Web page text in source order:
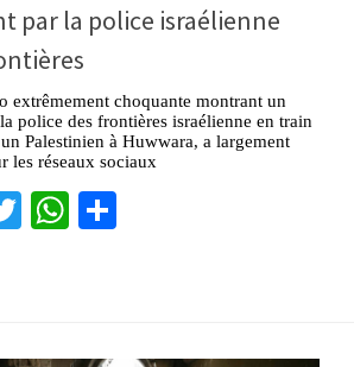
par la police israélienne
extrêmement choquante montrant un
police des frontières israélienne en train
un Palestinien à Huwwara, a largement
les réseaux sociaux
TwitterWhatsApp